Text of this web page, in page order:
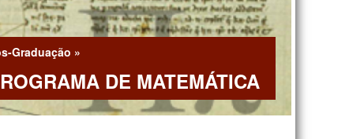
Graduação »
DE MATEMÁTICA